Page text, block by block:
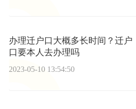
办理迁户口大概多长时间？迁户
口要本人去办理吗
2023-05-10 13:54:50